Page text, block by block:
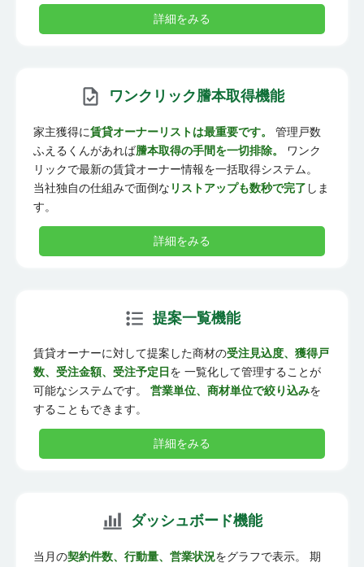
詳細をみる
ワンクリック謄本取得機能
家主獲得に賃貸オーナーリストは最重要です。
管理戸数
ふえるくんがあれば謄本取得の手間を一切排除。
ワンク
リックで最新の賃貸オーナー情報を一括取得システム。
当社独自の仕組みで面倒な リストアップも数秒で完了 しま
す。
詳細をみる
提案一覧機能
賃貸オーナーに対して提案した商材の受注見込度、獲得戸
数、受注金額、受注予定日 を 一覧化して管理することが
可能なシステムです。 営業単位、商材単位で絞り込みを
することもできます。
詳細をみる
ダッシュボード機能
当月の契約件数、行動量、営業状況をグラフで表示。 期